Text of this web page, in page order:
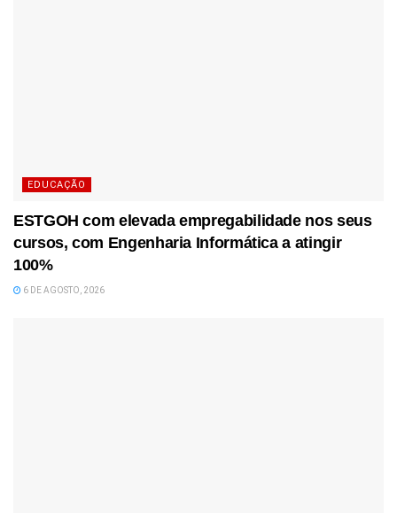
EDUCAÇÃO
ESTGOH com elevada empregabilidade nos seus
cursos, com Engenharia Informática a atingir
100%
6 DE AGOSTO, 2026